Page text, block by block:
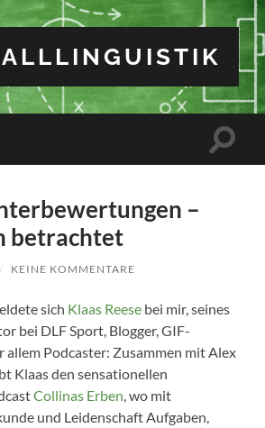
–
betrachtet
/ KEINE KOMMENTARE
sich Klaas Reese bei mir, seines
bei DLF Sport, Blogger, GIF-
allem Podcaster: Zusammen mit Alex
Klaas den sensationellen
Collinas Erben , wo mit
und Leidenschaft Aufgaben,